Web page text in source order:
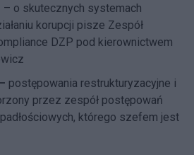
– o skutecznych systemach
korupcji pisze Zespół
DZP pod kierownictwem
– postępowania restrukturyzacyjne i
przez zespół postępowań
którego szefem jest